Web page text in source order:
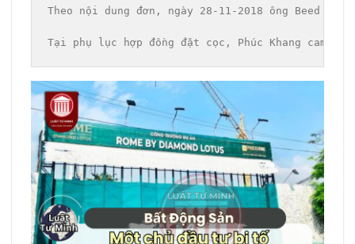
Theo nội dung đơn, ngày 28-11-2018 ông Beed
Tại phụ lục hợp đồng đặt cọc, Phúc Khang cam